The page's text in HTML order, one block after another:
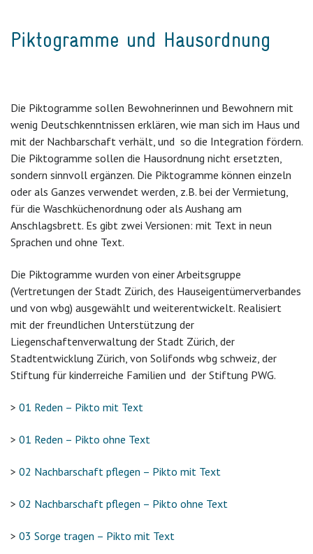
Piktogramme und Hausordnung
Die Piktogramme sollen Bewohnerinnen und Bewohnern mit
wenig Deutschkenntnissen erklären, wie man sich im Haus und
mit der Nachbarschaft verhält, und so die Integration fördern.
Die Piktogramme sollen die Hausordnung nicht ersetzten,
sondern sinnvoll ergänzen. Die Piktogramme können einzeln
oder als Ganzes verwendet werden, z.B. bei der Vermietung,
für die Waschküchenordnung oder als Aushang am
Anschlagsbrett. Es gibt zwei Versionen: mit Text in neun
Sprachen und ohne Text.
Die Piktogramme wurden von einer Arbeitsgruppe
(Vertretungen der Stadt Zürich, des Hauseigentümerverbandes
und von wbg) ausgewählt und weiterentwickelt. Realisiert
mit der freundlichen Unterstützung der
Liegenschaftenverwaltung der Stadt Zürich, der
Stadtentwicklung Zürich, von Solifonds wbg schweiz, der
Stiftung für kinderreiche Familien und der Stiftung PWG.
> 01 Reden – Pikto mit Text
> 01 Reden – Pikto ohne Text
> 02 Nachbarschaft pflegen – Pikto mit Text
> 02 Nachbarschaft pflegen – Pikto ohne Text
> 03 Sorge tragen – Pikto mit Text